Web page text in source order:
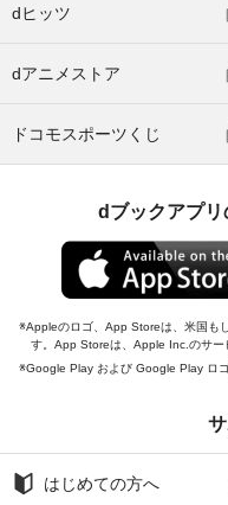
dヒッツ
dアニメストア
ドコモスポーツくじ
dブックアプリ
Appleのロゴ、App Storeは、米国も
す。App Storeは、Apple Inc.のサー
Google Play および Google Play ロ
はじめての方へ